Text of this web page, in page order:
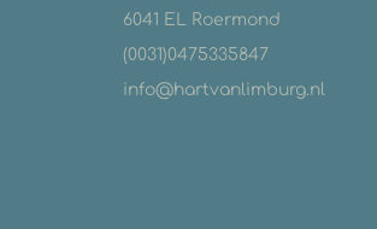
6041 EL Roermond
(0031)0475335847
info@hartvanlimburg.nl